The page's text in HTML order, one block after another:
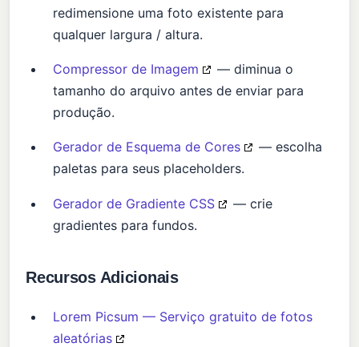
redimensione uma foto existente para
qualquer largura / altura.
Compressor de Imagem
— diminua o
tamanho do arquivo antes de enviar para
produção.
Gerador de Esquema de Cores
— escolha
paletas para seus placeholders.
Gerador de Gradiente CSS
— crie
gradientes para fundos.
Recursos Adicionais
Lorem Picsum — Serviço gratuito de fotos
aleatórias